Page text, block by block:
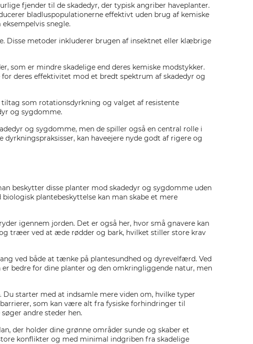
fjender til de skadedyr, der typisk angriber haveplanter.
bladluspopulationerne effektivt uden brug af kemiske
snegle.
Disse metoder inkluderer brugen af insektnet eller klæbrige
som er mindre skadelige end deres kemiske modstykker.
deres effektivitet mod et bredt spektrum af skadedyr og
som rotationsdyrkning og valget af resistente
og sygdomme.
og sygdomme, men de spiller også en central rolle i
kan haveejere nyde godt af rigere og
beskytter disse planter mod skadedyr og sygdomme uden
plantebeskyttelse kan man skabe et mere
igennem jorden. Det er også her, hvor små gnavere kan
træer ved at æde rødder og bark, hvilket stiller store krav
ved både at tænke på plantesundhed og dyrevelfærd. Ved
bedre for dine planter og den omkringliggende natur, men
starter med at indsamle mere viden om, hvilke typer
som kan være alt fra fysiske forhindringer til
andre steder hen.
der holder dine grønne områder sunde og skaber et
konflikter og med minimal indgriben fra skadelige